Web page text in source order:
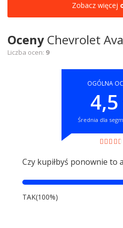
Zobacz więcej
Oceny Chevrolet
Liczba ocen: 9
OGÓLNA
4,5
Średnia dla
Czy kupiłbyś ponownie to
TAK(100%)